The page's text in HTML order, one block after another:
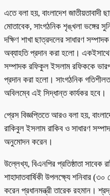
এতে বলা হয়, বাংলাদেশ জাতীয়তাবাদী
মোতাবেক, সাংগঠনিক শৃঙ্খলা ভঙ্গের
দক্ষিণ শাখা ছাত্রদলের সাধারণ
অব্যাহতি প্রদান করা হলো। একইসাথে
সম্পাদক রফিকুল ইসলাম রফিককে
প্রদান করা হলো। সাংগঠনিক গতিশীলতা
অবিলম্বে এই সিদ্ধান্ত কার্যকর হবে।
প্রেস বিজ্ঞপ্তিতে আরও বলা হয়,
রাকিবুল ইসলাম রাকিব ও সাধারণ
অনুমোদন করেন।
উল্লেখ্য, বিএনপির প্রতিষ্ঠাতা সাবেক
শাহাদাতবার্ষিকী উপলক্ষ্যে শনিবার
করেন প্রধানমন্ত্রী তারেক রহমান।